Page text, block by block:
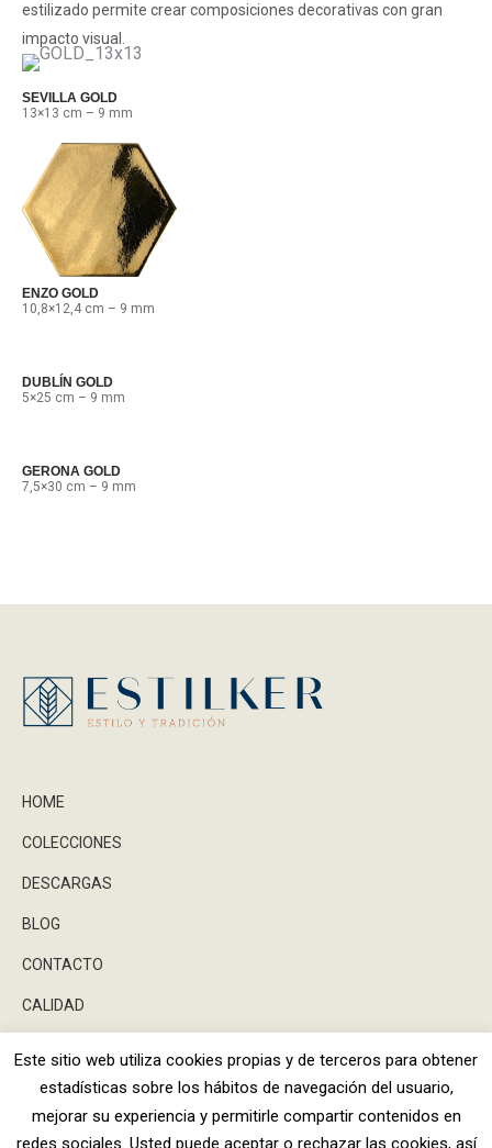
estilizado permite crear composiciones decorativas con gran
impacto visual.
SEVILLA GOLD
13×13 cm – 9 mm
ENZO GOLD
10,8×12,4 cm – 9 mm
DUBLÍN GOLD
5×25 cm – 9 mm
GERONA GOLD
7,5×30 cm – 9 mm
HOME
COLECCIONES
DESCARGAS
BLOG
CONTACTO
CALIDAD
FacebookInstagram
X
Este sitio web utiliza cookies propias y de terceros para obtener
estadísticas sobre los hábitos de navegación del usuario,
mejorar su experiencia y permitirle compartir contenidos en